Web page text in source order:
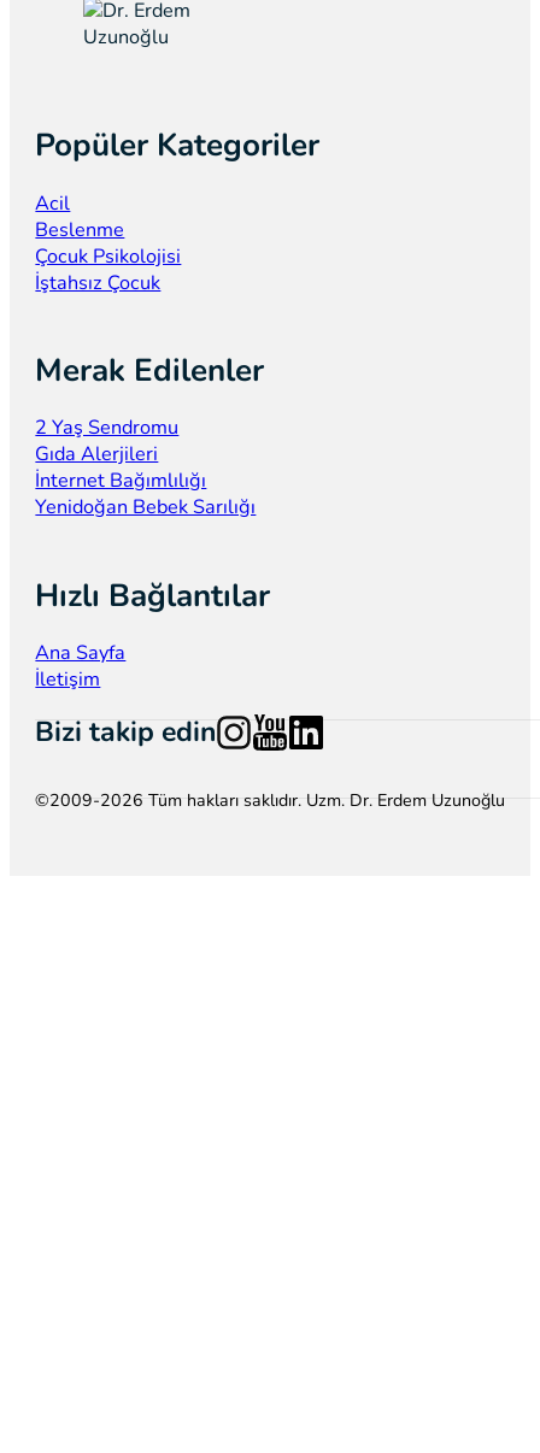
Popüler Kategoriler
Acil
Beslenme
Çocuk Psikolojisi
İştahsız Çocuk
Merak Edilenler
2 Yaş Sendromu
Gıda Alerjileri
İnternet Bağımlılığı
Yenidoğan Bebek Sarılığı
Hızlı Bağlantılar
Ana Sayfa
İletişim
Bizi takip edinFollow us on Instagram
Follow us on YouTube
Follow us on LinkedIn
©2009-2026 Tüm hakları saklıdır. Uzm. Dr. Erdem Uzunoğlu